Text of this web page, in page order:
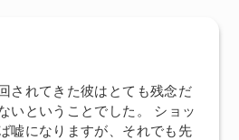
されてきた彼はとても残念だ
いということでした。 ショッ
嘘になりますが、それでも先